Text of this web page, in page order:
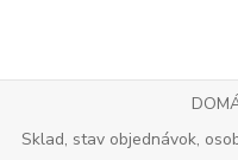
Sklad, stav objednávok,